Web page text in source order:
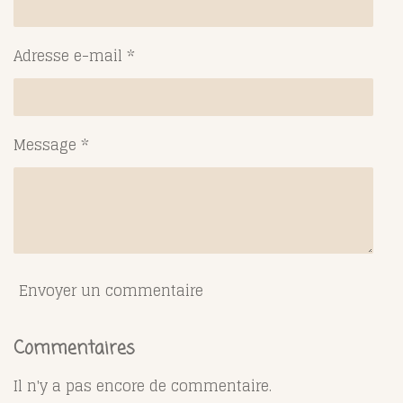
Adresse e-mail *
Message *
Envoyer un commentaire
Commentaires
Il n'y a pas encore de commentaire.